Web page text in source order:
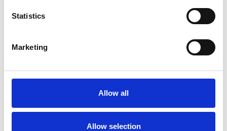
Statistics
Marketing
Allow all
Allow selection
AGS Pro double 135 x 250
x 9,2 m hauteur travail
HT
Afficher le produit